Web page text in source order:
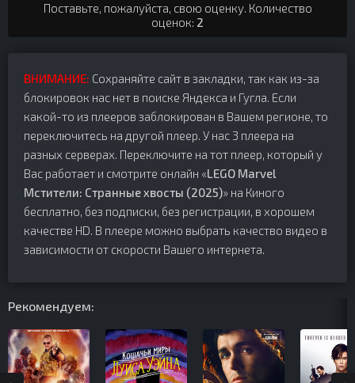
Поставьте, пожалуйста, свою оценку. Количество
оценок: 2
ВНИМАНИЕ: Сохраняйте сайт в закладки, так как из-за
блокировок нас нет в поиске Яндекса и Гугла. Если
какой-то из плееров заблокирован в Вашем регионе, то
переключитесь на другой плеер. У нас 3 плеера на
разных серверах. Переключите на тот плеер, который у
Вас работает и смотрите онлайн «LEGO Marvel
Мстители: Странные хвосты (2025)» на Киного
бесплатно, без подписки, без регистрации, в хорошем
качестве HD. В плеере можно выбрать качество видео в
зависимости от скорости Вашего интернета.
Рекомендуем: